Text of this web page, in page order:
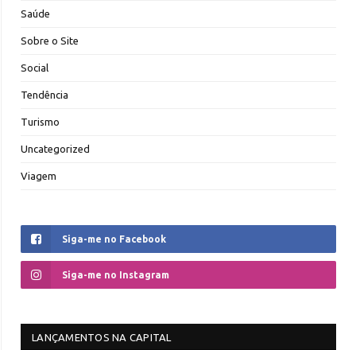
Saúde
Sobre o Site
Social
Tendência
Turismo
Uncategorized
Viagem
Siga-me no Facebook
Siga-me no Instagram
LANÇAMENTOS NA CAPITAL